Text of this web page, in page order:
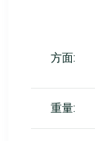
方面:
重量: